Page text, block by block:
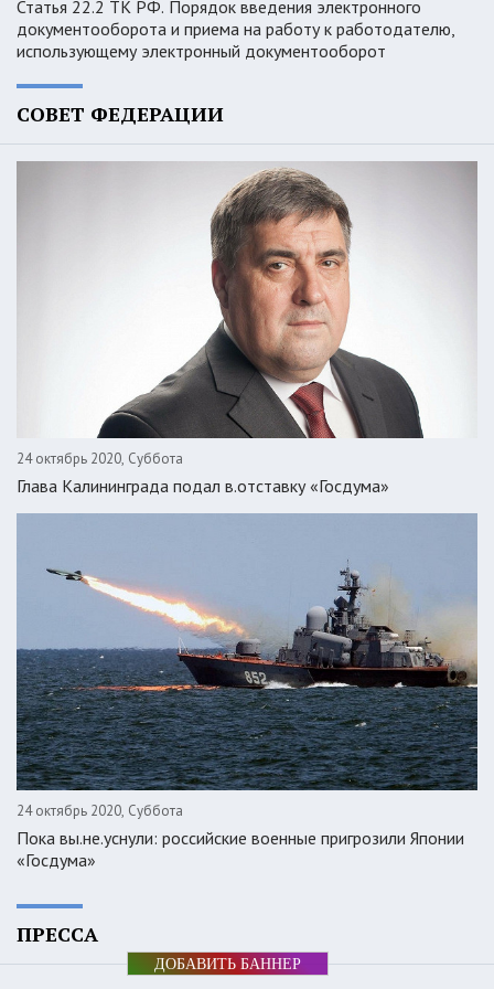
Статья 22.2 ТК РФ. Порядок введения электронного
документооборота и приема на работу к работодателю,
использующему электронный документооборот
СОВЕТ ФЕДЕРАЦИИ
24 октябрь 2020, Суббота
Глава Калининграда подал в.отставку «Госдума»
24 октябрь 2020, Суббота
Пока вы.не.уснули: российские военные пригрозили Японии
«Госдума»
ПРЕССА
ДОБАВИТЬ БАННЕР